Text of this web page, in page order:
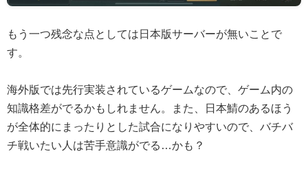
もう一つ残念な点としては日本版サーバーが無いことで
す。
海外版では先行実装されているゲームなので、ゲーム内の
知識格差がでるかもしれません。また、日本鯖のあるほう
が全体的にまったりとした試合になりやすいので、バチバ
チ戦いたい人は苦手意識がでる…かも？